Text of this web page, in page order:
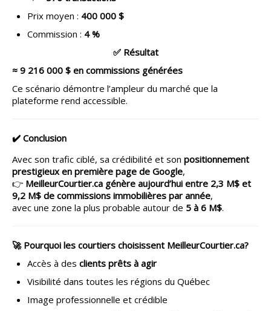
Prix moyen : 400 000 $
Commission : 4 %
✅ Résultat
≈ 9 216 000 $ en commissions générées
Ce scénario démontre l’ampleur du marché que la
plateforme rend accessible.
✔️ Conclusion
Avec son trafic ciblé, sa crédibilité et son positionnement
prestigieux en première page de Google,
👉 MeilleurCourtier.ca génère aujourd’hui entre 2,3 M$ et
9,2 M$ de commissions immobilières par année,
avec une zone la plus probable autour de 5 à 6 M$.
🚀 Pourquoi les courtiers choisissent MeilleurCourtier.ca?
Accès à des clients prêts à agir
Visibilité dans toutes les régions du Québec
Image professionnelle et crédible